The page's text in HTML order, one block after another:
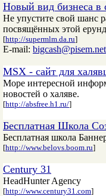
Новый вид бизнеса в
Не упустите свой шанс
посвящённых этой
[http://supermlm.da.ru]
E-mail: bigcash@pisem.net
MSX - сайт для
Море интересной
новостей о халяве.
[http://absfree.h1.ru/]
Бесплатная Школа
Бесплатная школа
[http://www.belovs.boom.ru]
Century 31
HeadHunter Agency
[http://www.century31.com]